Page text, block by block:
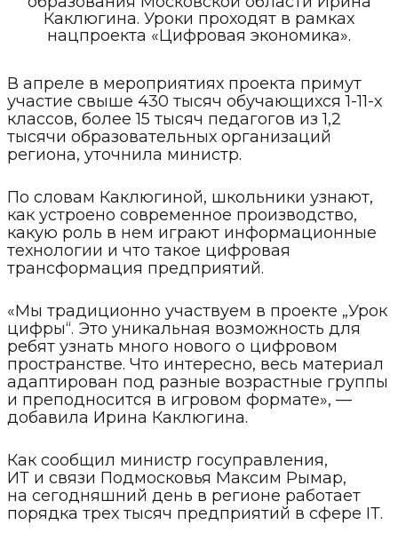
Каклюгина. Уроки проходят в рамках
нацпроекта «Цифровая экономика».
В апреле в мероприятиях проекта примут
участие свыше 430 тысяч обучающихся 1-11-х
классов, более 15 тысяч педагогов из 1,2
тысячи образовательных организаций
региона, уточнила министр.
По словам Каклюгиной, школьники узнают,
как устроено современное производство,
какую роль в нем играют информационные
технологии и что такое цифровая
трансформация предприятий.
«Мы традиционно участвуем в проекте „Урок
цифры“. Это уникальная возможность для
ребят узнать много нового о цифровом
пространстве. Что интересно, весь материал
адаптирован под разные возрастные группы
и преподносится в игровом формате», —
добавила Ирина Каклюгина.
Как сообщил министр госуправления,
ИТ и связи Подмосковья Максим Рымар,
на сегодняшний день в регионе работает
порядка трех тысяч предприятий в сфере IТ.